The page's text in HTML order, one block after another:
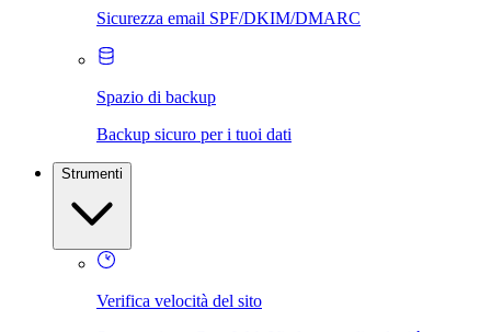
Sicurezza email SPF/DKIM/DMARC
Spazio di backup
Backup sicuro per i tuoi dati
Strumenti
Verifica velocità del sito